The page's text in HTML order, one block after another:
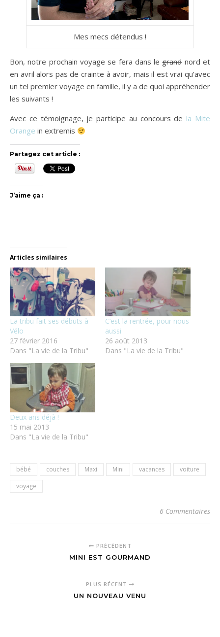
Mes mecs détendus !
Bon, notre prochain voyage se fera dans legrandnord et
en avril alors pas de crainte à avoir, mais il est vrai qu’avec
un tel premier voyage en famille, il y a de quoi appréhender
les suivants !
Avec ce témoignage, je participe au concours de la Mite
Orange in extremis
Partagez cet article :
J’aime ça :
Articles similaires
La tribu fait ses débuts à
Vélo
27 février 2016
Dans "La vie de la Tribu"
C’est la rentrée, pour nous
aussi
26 août 2013
Dans "La vie de la Tribu"
Deux ans déjà !
15 mai 2013
Dans "La vie de la Tribu"
bébé couches Maxi Mini vacances
voiture
voyage
6 Commentaires
PRÉCÉDENT
MINI EST GOURMAND
PLUS RÉCENT
UN NOUVEAU VENU